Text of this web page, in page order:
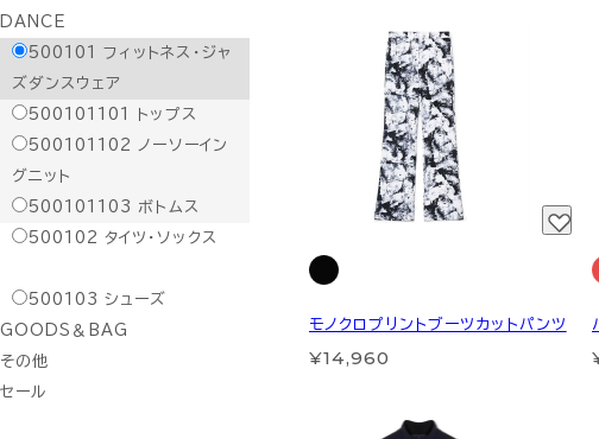
DANCE
500101
フィットネス・ジャ
ズダンスウェア
500101101
トップス
500101102
ノーソーイン
グニット
500101103
ボトムス
500102 タイツ・ソックス
500103 シューズ
GOODS＆BAG
その他
セール
モノクロプリントブーツカットパンツ
¥14,960